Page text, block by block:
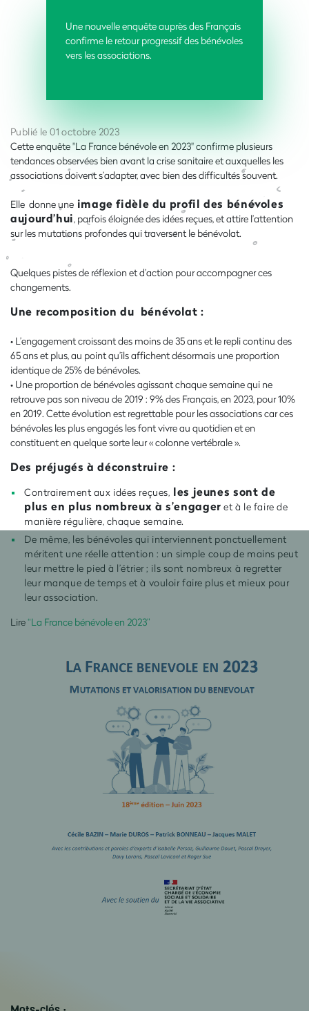
Une nouvelle enquête auprès des Français
confirme le retour progressif des bénévoles
vers les associations.
Publié le 01 octobre 2023
Cette enquête "La France bénévole en 2023" confirme plusieurs
tendances observées bien avant la crise sanitaire et auxquelles les
associations doivent s’adapter, avec bien des difficultés souvent.
Elle donne une image fidèle du profil des bénévoles
aujourd’hui, parfois éloignée des idées reçues, et attire l’attention
sur les mutations profondes qui traversent le bénévolat.
Quelques pistes de réflexion et d’action pour accompagner ces
changements.
Une recomposition du bénévolat :
• L’engagement croissant des moins de 35 ans et le repli continu des
65 ans et plus, au point qu’ils affichent désormais une proportion
identique de 25% de bénévoles.
• Une proportion de bénévoles agissant chaque semaine qui ne
retrouve pas son niveau de 2019 : 9% des Français, en 2023, pour 10%
en 2019. Cette évolution est regrettable pour les associations car ces
bénévoles les plus engagés les font vivre au quotidien et en
constituent en quelque sorte leur « colonne vertébrale ».
Des préjugés à déconstruire :
Contrairement aux idées reçues, les jeunes sont de
plus en plus nombreux à s’engager et à le faire de
manière régulière, chaque semaine.
De même, les bénévoles qui interviennent ponctuellement
méritent une réelle attention : un simple coup de mains peut
leur mettre le pied à l’étrier ; ils sont nombreux à regretter
leur manque de temps et à vouloir faire plus et mieux pour
leur association.
Lire“La France bénévole en 2023”